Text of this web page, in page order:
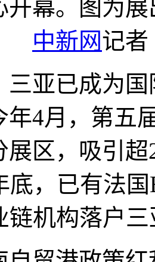
开幕。图为
中新网记者
已成为国
年4月，第五
展区，吸引
底，已有法
链机构落户